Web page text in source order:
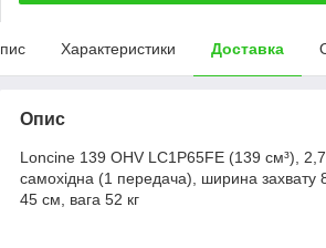
Характеристики Доставка
Опис
Loncine 139 OHV LC1P65FE (139 см³), 2,7
самохідна (1 передача), ширина захвату
45 см, вага 52 кг